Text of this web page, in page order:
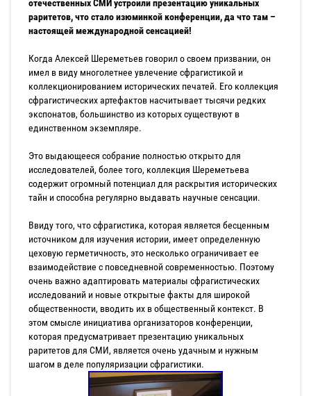
отечественных СМИ устроили презентацию уникальных
раритетов, что стало изюминкой конференции, да что там –
настоящей международной сенсацией!
Когда Алексей Шереметьев говорил о своем призвании, он
имел в виду многолетнее увлечение сфрагистикой и
коллекционированием исторических печатей. Его коллекция
сфрагистических артефактов насчитывает тысячи редких
экспонатов, большинство из которых существуют в
единственном экземпляре.
Это выдающееся собрание полностью открыто для
исследователей, более того, коллекция Шереметьева
содержит огромный потенциал для раскрытия исторических
тайн и способна регулярно выдавать научные сенсации.
Ввиду того, что сфрагистика, которая является бесценным
источником для изучения истории, имеет определенную
цеховую герметичность, это несколько ограничивает ее
взаимодействие с повседневной современностью. Поэтому
очень важно адаптировать материалы сфрагистических
исследований и новые открытые факты для широкой
общественности, вводить их в общественный контекст. В
этом смысле инициатива организаторов конференции,
которая предусматривает презентацию уникальных
раритетов для СМИ, является очень удачным и нужным
шагом в деле популяризации сфрагистики.